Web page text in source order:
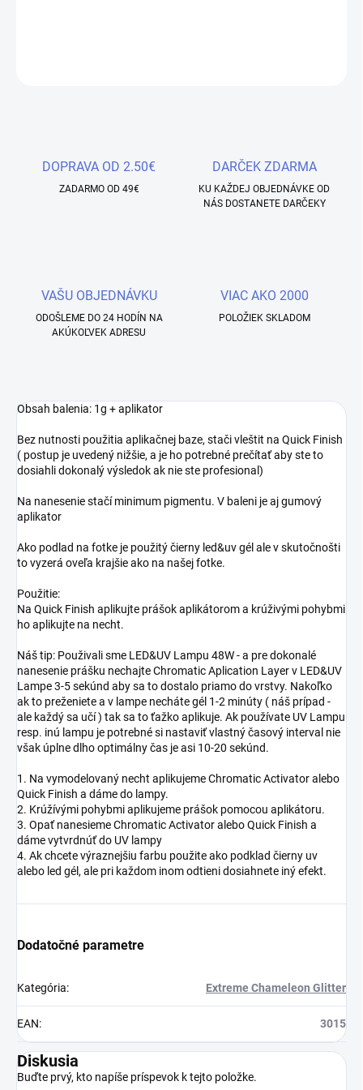
DOPRAVA OD 2.50€
ZADARMO OD 49€
DARČEK ZDARMA
KU KAŽDEJ OBJEDNÁVKE OD
NÁS DOSTANETE DARČEKY
VAŠU OBJEDNÁVKU
ODOŠLEME DO 24 HODÍN NA
AKÚKOĽVEK ADRESU
VIAC AKO 2000
POLOŽIEK SKLADOM
Obsah balenia: 1g + aplikator
Bez nutnosti použitia aplikačnej baze, stači vleštit na Quick Finish
( postup je uvedený nižšie, a je ho potrebné prečítať aby ste to
dosiahli dokonalý výsledok ak nie ste profesional)
Na nanesenie stačí minimum pigmentu. V baleni je aj gumový
aplikator
Ako podlad na fotke je použitý čierny led&uv gél ale v skutočnošti
to vyzerá oveľa krajšie ako na našej fotke.
Použitie:
Na Quick Finish aplikujte prášok aplikátorom a krúživými pohybmi
ho aplikujte na necht.
Náš tip: Použivali sme LED&UV Lampu 48W - a pre dokonalé
nanesenie prášku nechajte Chromatic Aplication Layer v LED&UV
Lampe 3-5 sekúnd aby sa to dostalo priamo do vrstvy. Nakoľko
ak to preženiete a v lampe necháte gél 1-2 minúty ( náš prípad -
ale každý sa učí ) tak sa to ťažko aplikuje. Ak používate UV Lampu
resp. inú lampu je potrebné si nastaviť vlastný časový interval nie
však úplne dlho optimálny čas je asi 10-20 sekúnd.
1. Na vymodelovaný necht aplikujeme Chromatic Activator alebo
Quick Finish a dáme do lampy.
2. Krúžívými pohybmi aplikujeme prášok pomocou aplikátoru.
3. Opať nanesieme Chromatic Activator alebo Quick Finish a
dáme vytvrdnúť do UV lampy
4. Ak chcete výraznejšiu farbu použite ako podklad čierny uv
alebo led gél, ale pri každom inom odtieni dosiahnete iný efekt.
Dodatočné parametre
Kategória: Extreme Chameleon Glitter
EAN: 3015
Diskusia
Buďte prvý, kto napíše príspevok k tejto položke.